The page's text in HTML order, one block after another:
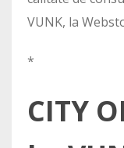
VUNK, la
*
CITY